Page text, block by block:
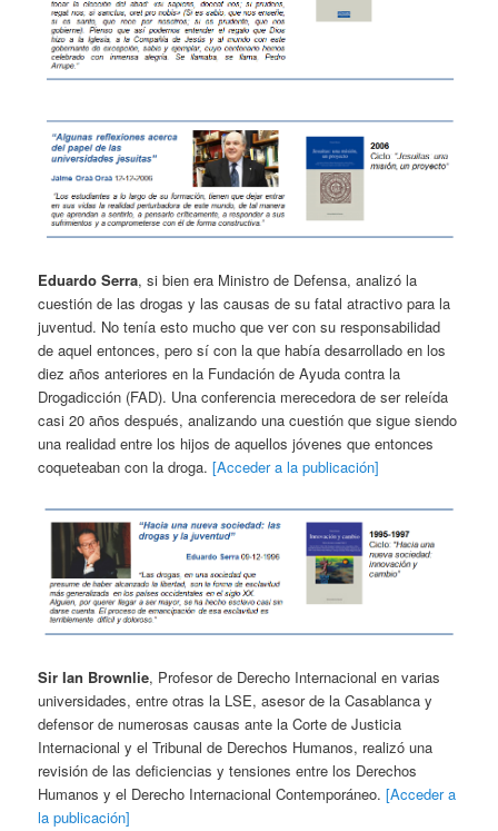
Eduardo Serra, si bien era Ministro de Defensa, analizó la
cuestión de las drogas y las causas de su fatal atractivo para la
juventud. No tenía esto mucho que ver con su responsabilidad
de aquel entonces, pero sí con la que había desarrollado en los
diez años anteriores en la Fundación de Ayuda contra la
Drogadicción (FAD). Una conferencia merecedora de ser releída
casi 20 años después, analizando una cuestión que sigue siendo
una realidad entre los hijos de aquellos jóvenes que entonces
coqueteaban con la droga.[Acceder a la publicación]
Sir Ian Brownlie, Profesor de Derecho Internacional en varias
universidades, entre otras la LSE, asesor de la Casablanca y
defensor de numerosas causas ante la Corte de Justicia
Internacional y el Tribunal de Derechos Humanos, realizó una
revisión de las deficiencias y tensiones entre los Derechos
Humanos y el Derecho Internacional Contemporáneo.[Acceder a
la publicación]